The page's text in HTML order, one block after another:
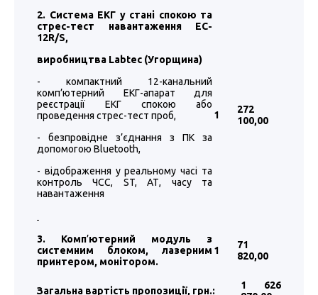
2. Система ЕКГ у стані спокою та
стрес-тест навантаження EC-
12R/S,
виробництва Labtec (Угорщина)
- компактний 12-канальний
комп’ютерний ЕКГ-апарат для
реєстрації ЕКГ спокою або
проведення стрес-тест проб,
- безпровідне з’єднання з ПК за
допомогою Bluetooth,
- відображення у реальному часі та
контроль ЧСС, ST, АТ, часу та
навантаження
1
272
100,00
3. Комп’ютерний модуль з
системним блоком, лазерним
принтером, монітором.
1
71
820,00
Загальна вартість пропозиції, грн.:
1 626